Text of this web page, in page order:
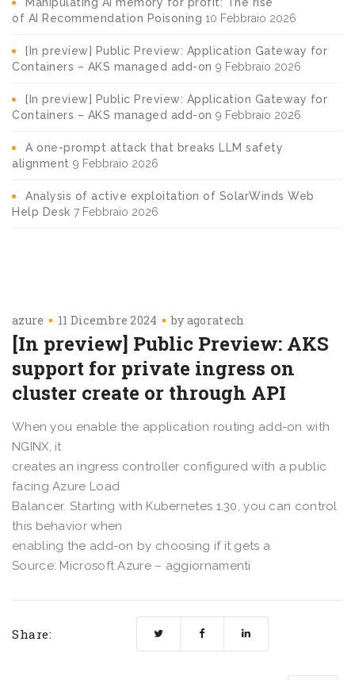
of AI Recommendation Poisoning 10 Febbraio 2026
[In preview] Public Preview: Application Gateway for
Containers – AKS managed add-on 9 Febbraio 2026
[In preview] Public Preview: Application Gateway for
Containers – AKS managed add-on 9 Febbraio 2026
A one-prompt attack that breaks LLM safety
alignment 9 Febbraio 2026
Analysis of active exploitation of SolarWinds Web
Help Desk 7 Febbraio 2026
azure 11 Dicembre 2024 by agoratech
[In preview] Public Preview: AKS
support for private ingress on
cluster create or through API
When you enable the application routing add-on with
NGINX, it
creates an ingress controller configured with a public
facing Azure Load
Balancer. Starting with Kubernetes 1.30, you can control
this behavior when
enabling the add-on by choosing if it gets a
Source: Microsoft Azure – aggiornamenti
Share: